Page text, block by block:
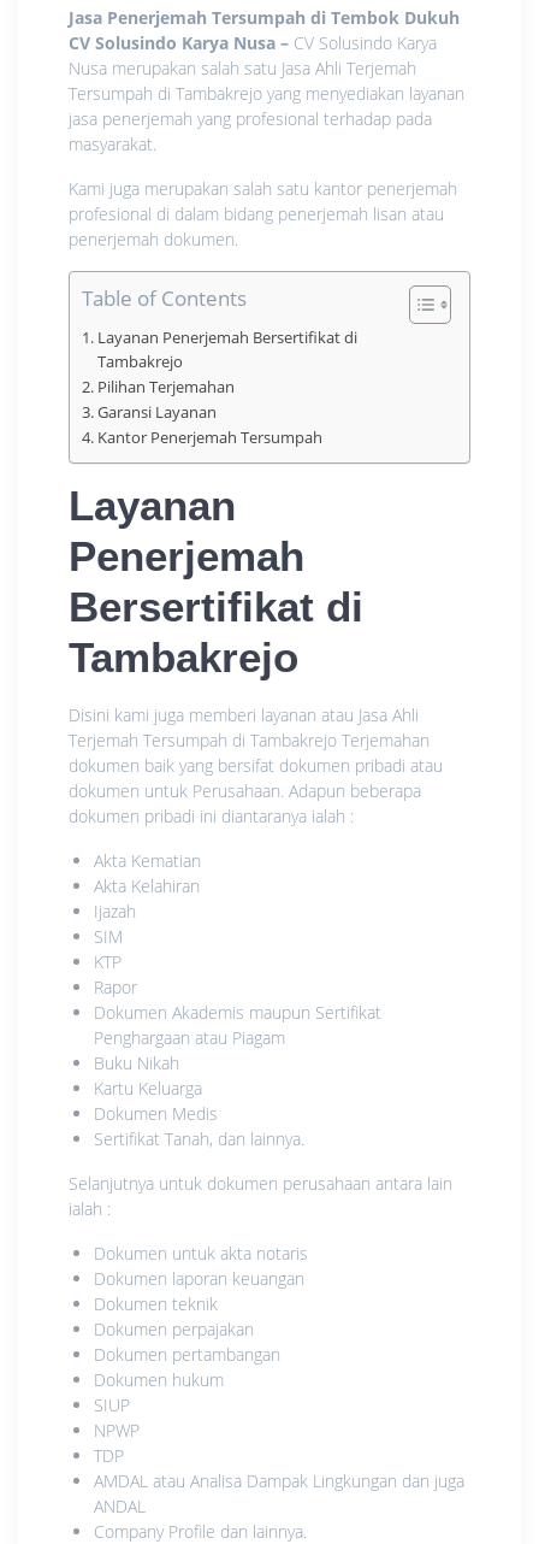
Jasa Penerjemah Tersumpah di Tembok Dukuh
CV Solusindo Karya Nusa – CV Solusindo Karya
Nusa merupakan salah satu Jasa Ahli Terjemah
Tersumpah di Tambakrejo yang menyediakan layanan
jasa penerjemah yang profesional terhadap pada
masyarakat.
Kami juga merupakan salah satu kantor penerjemah
profesional di dalam bidang penerjemah lisan atau
penerjemah dokumen.
Table of Contents
Layanan Penerjemah Bersertifikat di
Tambakrejo
Pilihan Terjemahan
Garansi Layanan
Kantor Penerjemah Tersumpah
Layanan
Penerjemah
Bersertifikat di
Tambakrejo
Disini kami juga memberi layanan atau Jasa Ahli
Terjemah Tersumpah di Tambakrejo Terjemahan
dokumen baik yang bersifat dokumen pribadi atau
dokumen untuk Perusahaan. Adapun beberapa
dokumen pribadi ini diantaranya ialah :
Akta Kematian
Akta Kelahiran
Ijazah
SIM
KTP
Rapor
Dokumen Akademis maupun Sertifikat
Penghargaan atau Piagam
Buku Nikah
Kartu Keluarga
Dokumen Medis
Sertifikat Tanah, dan lainnya.
Selanjutnya untuk dokumen perusahaan antara lain
ialah :
Dokumen untuk akta notaris
Dokumen laporan keuangan
Dokumen teknik
Dokumen perpajakan
Dokumen pertambangan
Dokumen hukum
SIUP
NPWP
TDP
AMDAL atau Analisa Dampak Lingkungan dan juga
ANDAL
Company Profile dan lainnya.